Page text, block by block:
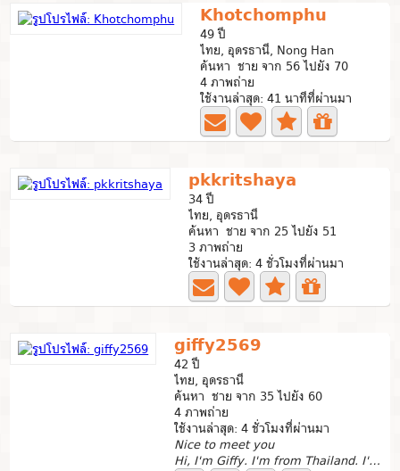
Khotchomphu
49 ปี
ไทย, อุดรธานี, Nong Han
ค้นหา ชาย จาก 56 ไปยัง 70
4 ภาพถ่าย
ใช้งานล่าสุด: 41 นาทีที่ผ่านมา
pkkritshaya
34 ปี
ไทย, อุดรธานี
ค้นหา ชาย จาก 25 ไปยัง 51
3 ภาพถ่าย
ใช้งานล่าสุด: 4 ชั่วโมงที่ผ่านมา
giffy2569
42 ปี
ไทย, อุดรธานี
ค้นหา ชาย จาก 35 ไปยัง 60
4 ภาพถ่าย
ใช้งานล่าสุด: 4 ชั่วโมงที่ผ่านมา
Nice to meet you
Hi, I'm Giffy. I'm from Thailand. I'm a single mother...